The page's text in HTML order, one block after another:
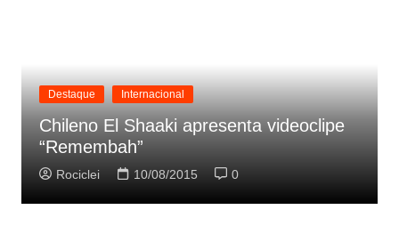
Destaque Internacional
Chileno El Shaaki apresenta videoclipe
“Remembah”
Rociclei 10/08/2015 0